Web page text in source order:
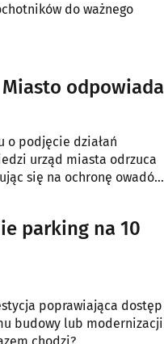
do ważnego
odpowiada
o podjęcie działań
urząd miasta odrzuca
się na ochronę owadów
parking na 10
poprawiająca dostęp
budowy lub modernizacji